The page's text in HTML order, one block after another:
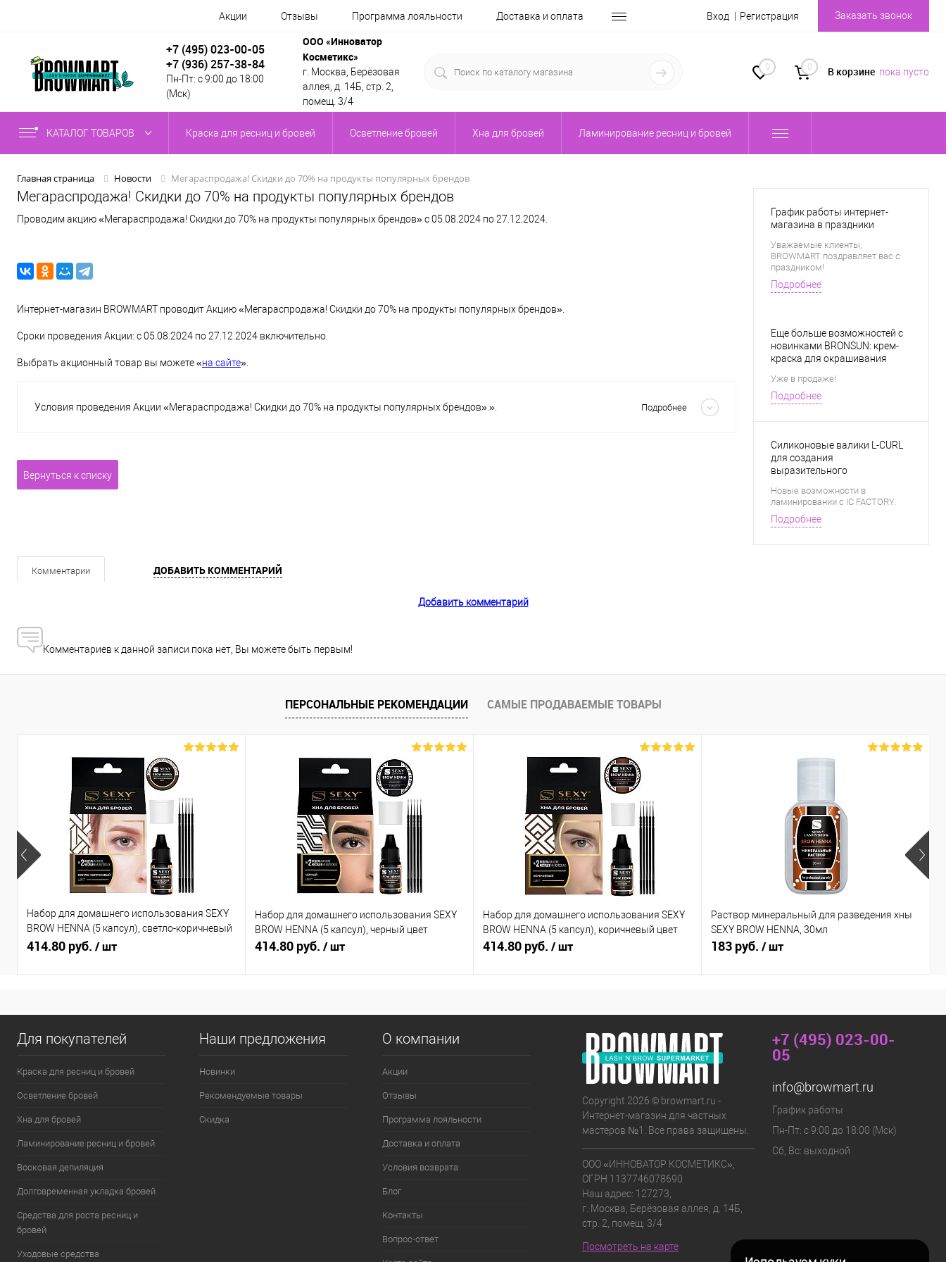
Акции Отзывы Программа лояльности Доставка и оплата Вход Регистрация Заказать звонок
+7 (495) 023-00-05
+7 (936) 257-38-84
Пн-Пт: с 9:00 до 18:00
(Мск)
ООО «Инноватор
Косметикс»
г. Москва, Берёзовая
аллея, д. 14Б, стр. 2,
помещ. 3/4
0 0 В корзине пока пусто
КАТАЛОГ ТОВАРОВ Краска для ресниц и бровей Осветление бровей Хна для бровей Ламинирование ресниц и бровей
Главная страница Новости Мегараспродажа! Скидки до 70% на продукты популярных брендов
Мегараспродажа! Скидки до 70% на продукты популярных брендов
Проводим акцию «Мегараспродажа! Скидки до 70% на продукты популярных брендов» с 05.08.2024 по 27.12.2024.
Интернет-магазин BROWMART проводит Акцию «Мегараспродажа! Скидки до 70% на продукты популярных брендов».
Сроки проведения Акции: с 05.08.2024 по 27.12.2024 включительно.
Выбрать акционный товар вы можете «на сайте».
Условия проведения Акции «Мегараспродажа! Скидки до 70% на продукты популярных брендов».».
Подробнее
Вернуться к списку
График работы интернет-
магазина в праздники
Уважаемые клиенты,
BROWMART поздравляет вас с
праздником!
Подробнее
Еще больше возможностей с
новинками BRONSUN: крем-
краска для окрашивания
техниках и разбавитель для
создания новых оттенков.
Уже в продаже!
Подробнее
Силиконовые валики L-CURL
для создания
выразительного
Новые возможности в
ламинировании с IC FACTORY.
Подробнее
Комментарии ДОБАВИТЬ КОММЕНТАРИЙ
Добавить комментарий
Комментариев к данной записи пока нет, Вы можете быть первым!
ПЕРСОНАЛЬНЫЕ РЕКОМЕНДАЦИИ САМЫЕ ПРОДАВАЕМЫЕ ТОВАРЫ
Набор для домашнего использования SEXY
BROW HENNA (5 капсул), светло-коричневый
цвет
414.80 руб. / шт
Набор для домашнего использования SEXY
BROW HENNA (5 капсул), черный цвет
414.80 руб. / шт
Набор для домашнего использования SEXY
BROW HENNA (5 капсул), коричневый цвет
414.80 руб. / шт
Раствор минеральный для разведения хны
SEXY BROW HENNA, 30мл
183 руб. / шт
Для покупателей
Краска для ресниц и бровей
Осветление бровей
Хна для бровей
Ламинирование ресниц и бровей
Восковая депиляция
Долговременная укладка бровей
Средства для роста ресниц и
бровей
Уходовые средства
Наши предложения
Новинки
Рекомендуемые товары
Скидка
О компании
Акции
Отзывы
Программа лояльности
Доставка и оплата
Условия возврата
Блог
Контакты
Вопрос-ответ
Copyright 2026 © browmart.ru -
Интернет-магазин для частных
мастеров №1. Все права защищены.
ООО «ИННОВАТОР КОСМЕТИКС»,
ОГРН 1137746078690
Наш адрес: 127273,
г. Москва, Берёзовая аллея, д. 14Б,
стр. 2, помещ. 3/4
Посмотреть на карте
+7 (495) 023-00-
05
info@browmart.ru
График работы
Пн-Пт: с 9:00 до 18:00 (Мск)
Сб, Вс: выходной